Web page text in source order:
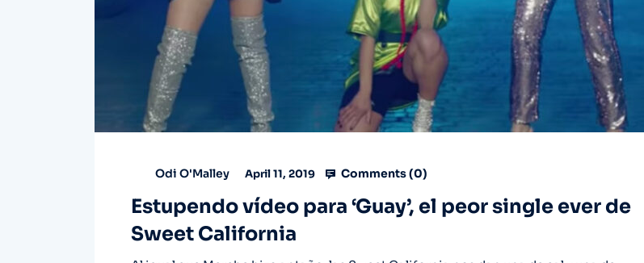
Odi O'Malley April 11, 2019 Comments (0)
Estupendo vídeo para ‘Guay’, el peor single ever de
Sweet California